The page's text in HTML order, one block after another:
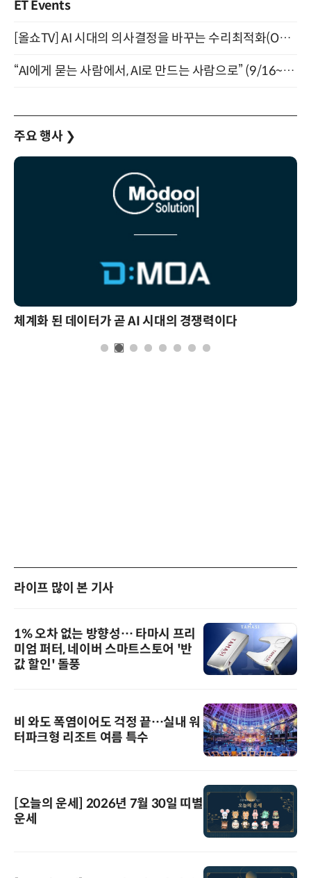
ET Events
[올쇼TV] AI 시대의 의사결정을 바꾸는 수리최적화(Optimization) 소개 (8/20 생방송)
“AI에게 묻는 사람에서, AI로 만드는 사람으로” (9/16~17)
주요 행사 ❯
체계화 된 데이터가 곧 AI 시대의 경쟁력이다
라이프 많이 본 기사
1% 오차 없는 방향성… 타마시 프리
미엄 퍼터, 네이버 스마트스토어 '반
값 할인' 돌풍
비 와도 폭염이어도 걱정 끝…실내 워
터파크형 리조트 여름 특수
[오늘의 운세] 2026년 7월 30일 띠별
운세